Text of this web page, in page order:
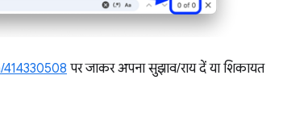
पर जाकर अपना सुझाव/राय दें या शिकायत